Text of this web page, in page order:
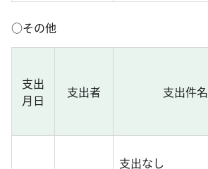
○その他
支出
月日
支出者 支出件名
支出なし